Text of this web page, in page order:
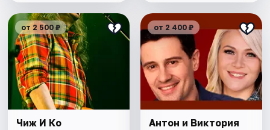
от 2 500 ₽
Чиж И Ко
от 2 400 ₽
Антон и Виктория